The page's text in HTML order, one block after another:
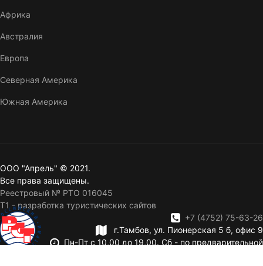
Африка
Австралия
Европа
Северная Америка
Южная Америка
ООО "Апрель" © 2021.
Все права защищены.
Реестровый № РТО 016045
T1 - разработка туристических сайтов
+7 (4752) 75-63-26
г.Тамбов, ул. Пионерская 5 б, офис 9
Пн-Пт с 10,00 до 19,00. Сб - по предварительной